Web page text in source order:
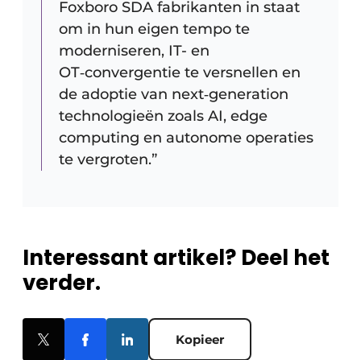
Foxboro SDA fabrikanten in staat
om in hun eigen tempo te
moderniseren, IT- en
OT‑convergentie te versnellen en
de adoptie van next‑generation
technologieën zoals AI, edge
computing en autonome operaties
te vergroten.”
Interessant artikel? Deel het
verder.
Kopieer